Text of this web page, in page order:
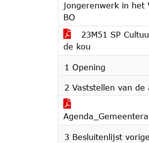
jongerenwerk in het
BO
23M51 SP
de kou
1 Opening
2 Vaststellen van de
3 Besluitenlijst vorige